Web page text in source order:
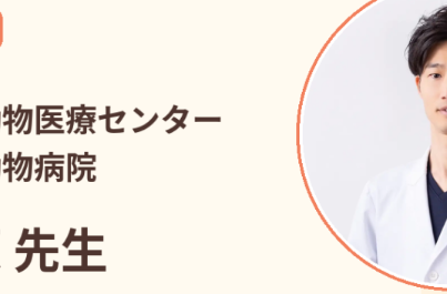
る犬種であるとガイドライン上は定義されています。
言うと先述した好発犬種であるキャバリア・キング・
ンド、ミニチュア/トイ・プードル等の小型犬は生ま
グされているということになります。
階では特に症状はありませんが少なくとも1年に1回は
ャバリアは他の犬種よりも早期に僧帽弁閉鎖不全症を
んと1歳未満での発症の報告もあります)、11歳を超え